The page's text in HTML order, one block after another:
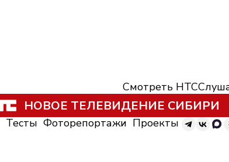
Смотреть НТС
НОВОЕ ТЕЛЕВИДЕНИЕ СИБИРИ
Тесты Фоторепортажи Проекты